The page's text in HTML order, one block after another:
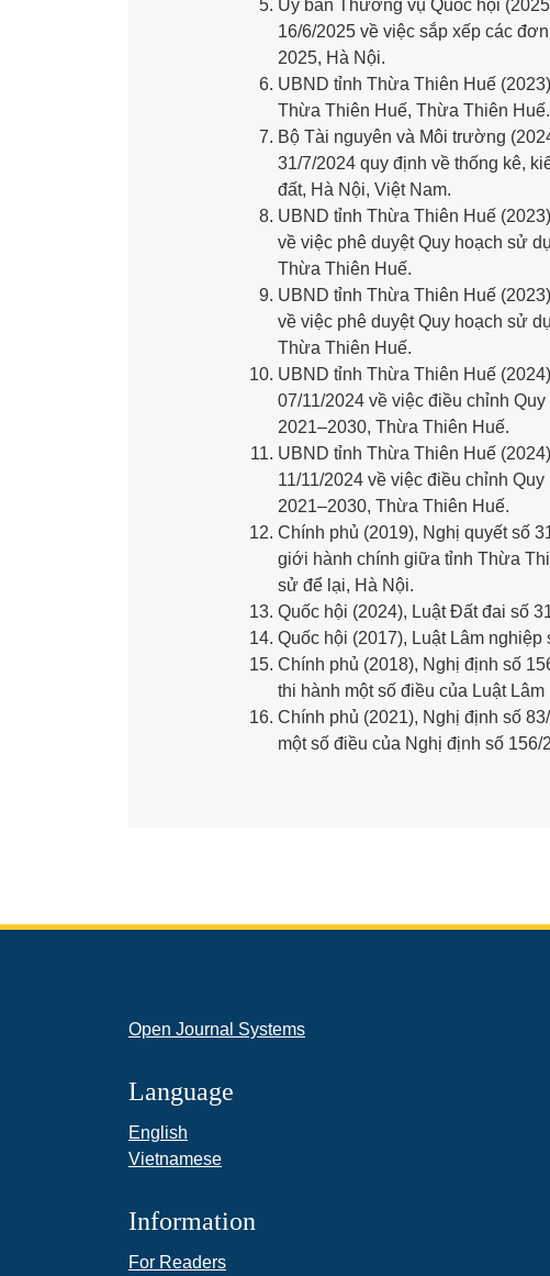
Ủy ban Thường vụ Quốc hội
16/6/2025 về việc sắp xếp các
2025, Hà Nội.
UBND tỉnh Thừa Thiên Huế
Thừa Thiên Huế, Thừa Thiên Huế.
Bộ Tài nguyên và Môi trường
31/7/2024 quy định về thống kê,
đất, Hà Nội, Việt Nam.
UBND tỉnh Thừa Thiên Huế
về việc phê duyệt Quy hoạch sử
Thừa Thiên Huế.
UBND tỉnh Thừa Thiên Huế
về việc phê duyệt Quy hoạch sử
Thừa Thiên Huế.
UBND tỉnh Thừa Thiên Huế
07/11/2024 về việc điều chỉnh
2021–2030, Thừa Thiên Huế.
UBND tỉnh Thừa Thiên Huế
11/11/2024 về việc điều chỉnh
2021–2030, Thừa Thiên Huế.
Chính phủ (2019), Nghị quyết số
giới hành chính giữa tỉnh Thừa
sử để lại, Hà Nội.
Quốc hội (2024), Luật Đất đai số
Quốc hội (2017), Luật Lâm
Chính phủ (2018), Nghị định số
thi hành một số điều của Luật
Chính phủ (2021), Nghị định số
một số điều của Nghị định số
Open Journal Systems
Language
English
Vietnamese
Information
For Readers